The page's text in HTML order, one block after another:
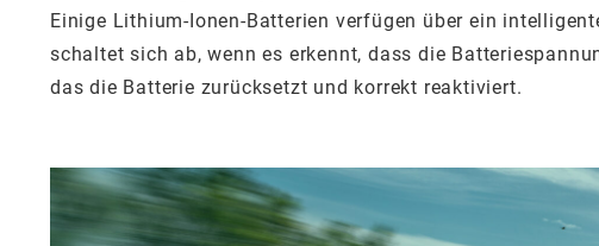
Einige Lithium-Ionen-Batterien verfügen über ein
schaltet sich ab, wenn es erkennt, dass die
das die Batterie zurücksetzt und korrekt reaktiviert.